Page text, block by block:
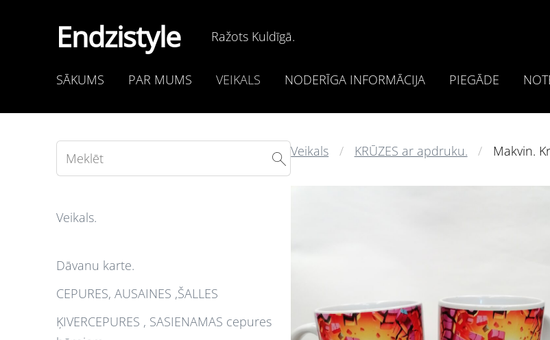
Endzistyle Ražots Kuldīgā.
SĀKUMS PAR MUMS VEIKALS NODERĪGA INFORMĀCIJA PIEGĀDE
Veikals.
Dāvanu karte.
CEPURES, AUSAINES ,ŠALLES
ĶIVERCEPURES , SASIENAMAS cepures
Veikals KRŪZES ar apdruku. Makvin.